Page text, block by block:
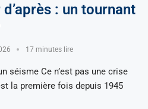
: un tournant
17 minutes lire
séisme Ce n’est pas une crise
la première fois depuis 1945